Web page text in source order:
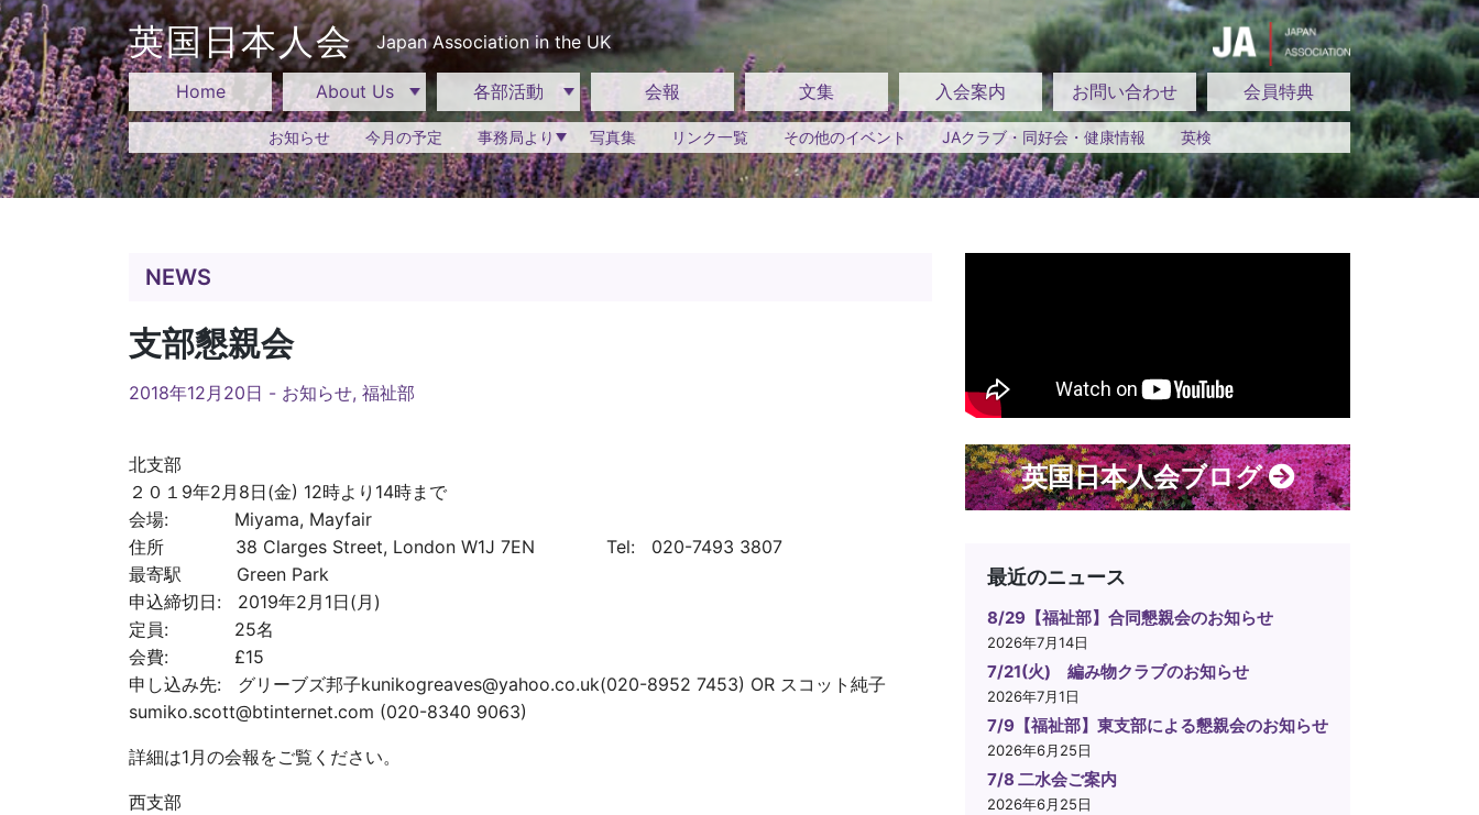
Skip
to
content
英国日本人会 Japan Association in the UK
Home About Us 各部活動 会報 文集 入会案内 お問い合わせ 会員特典
お知らせ 今月の予定 事務局より 写真集 リンク一覧 その他のイベント JAクラブ・同好会・健康情報 英検
NEWS
支部懇親会
2018年12月20日 - お知らせ, 福祉部
北支部
２０１9年2月8日(金) 12時より14時まで
会場: Miyama, Mayfair
住所 38 Clarges Street, London W1J 7EN Tel: 020-7493 3807
最寄駅 Green Park
申込締切日: 2019年2月1日(月)
定員: 25名
会費: £15
申し込み先: グリーブズ邦子kunikogreaves@yahoo.co.uk(020-8952 7453) OR スコット純子
sumiko.scott@btinternet.com (020-8340 9063)
詳細は1月の会報をご覧ください。
西支部
英国日本人会ブログ
最近のニュース
8/29【福祉部】合同懇親会のお知らせ
2026年7月14日
7/21(火) 編み物クラブのお知らせ
2026年7月1日
7/9【福祉部】東支部による懇親会のお知らせ
2026年6月25日
7/8 二水会ご案内
2026年6月25日